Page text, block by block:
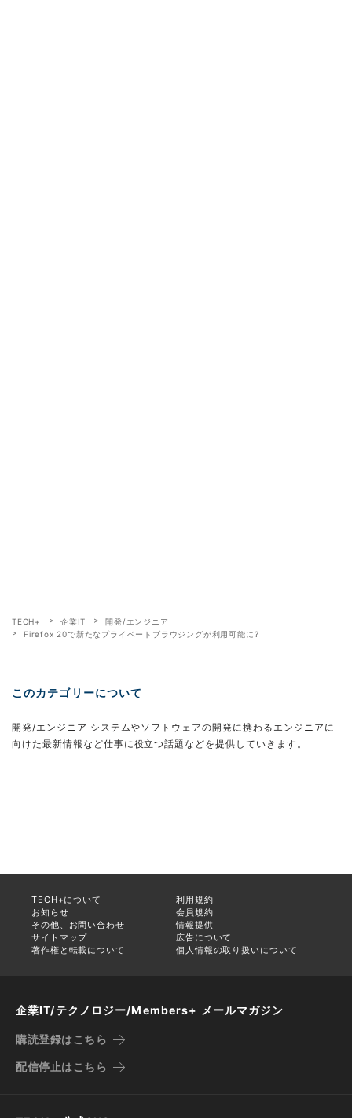
TECH+ 企業IT
開発/エンジニア
Firefox 20で新たなプライベートブラウジングが利用可能に?
このカテゴリーについて
開発/エンジニア システムやソフトウェアの開発に携わるエンジニアに
向けた最新情報など仕事に役立つ話題などを提供していきます。
TECH+について
利用規約
お知らせ
会員規約
その他、お問い合わせ
情報提供
サイトマップ
広告について
著作権と転載について
個人情報の取り扱いについて
企業IT/テクノロジー/Members+ メールマガジン
購読登録はこちら
配信停止はこちら